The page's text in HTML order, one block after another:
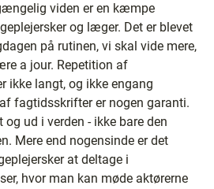
viden er en kæmpe
og læger. Det er blevet
på rutinen, vi skal vide mere,
a jour. Repetition af
langt, og ikke engang
fagtidsskrifter er nogen garanti.
ud i verden - ikke bare den
Mere end nogensinde er det
at deltage i
hvor man kan møde aktørerne